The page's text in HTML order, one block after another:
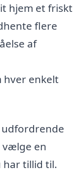
hjem et friskt
flere
af
hver enkelt
vælge en
tillid til.